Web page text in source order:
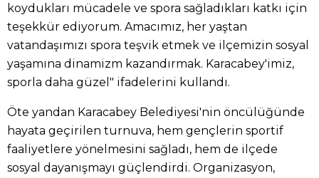
koydukları mücadele ve spora sağladıkları katkı için
teşekkür ediyorum. Amacımız, her yaştan
vatandaşımızı spora teşvik etmek ve ilçemizin sosyal
yaşamına dinamizm kazandırmak. Karacabey'imiz,
sporla daha güzel" ifadelerini kullandı.
Öte yandan Karacabey Belediyesi'nin öncülüğünde
hayata geçirilen turnuva, hem gençlerin sportif
faaliyetlere yönelmesini sağladı, hem de ilçede
sosyal dayanışmayı güçlendirdi. Organizasyon,